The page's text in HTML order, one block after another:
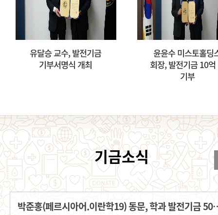
유달승 교수, 발전기금
기부서명식 개최
윤윤수 미스토홀딩
회장, 발전기금 10억
기부
박준홍(페르시아어.이